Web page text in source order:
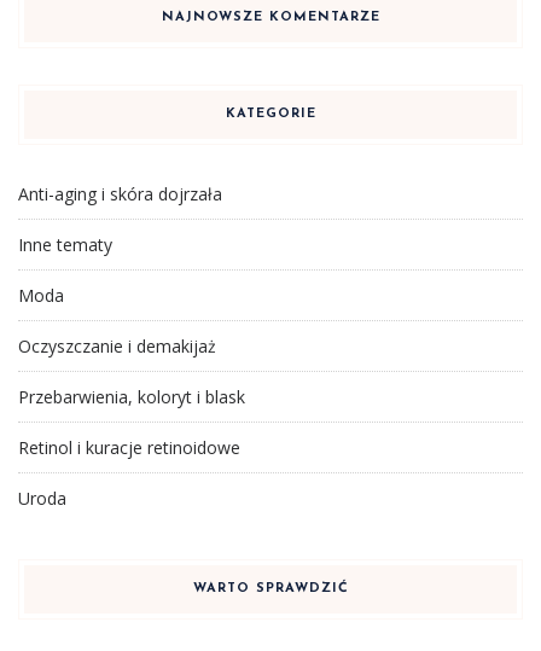
NAJNOWSZE KOMENTARZE
KATEGORIE
Anti-aging i skóra dojrzała
Inne tematy
Moda
Oczyszczanie i demakijaż
Przebarwienia, koloryt i blask
Retinol i kuracje retinoidowe
Uroda
WARTO SPRAWDZIĆ